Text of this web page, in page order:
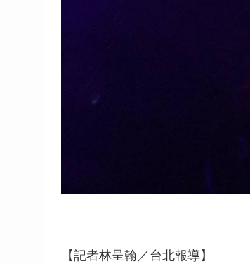
【記者林呈翰／台北報導】